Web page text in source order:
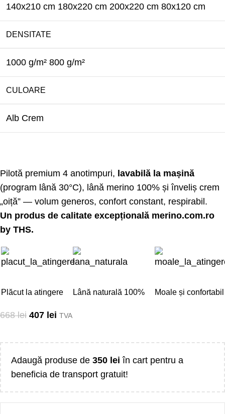
140x210 cm 180x220 cm 200x220 cm 80x120 cm
DENSITATE
1000 g/m² 800 g/m²
CULOARE
Alb Crem
Pilotă premium 4 anotimpuri, lavabilă la mașină
(program lână 30°C), lână merino 100% și înveliș crem
„oiță” — volum generos, confort constant, respirabil.
Un produs de calitate excepțională merino.com.ro
by THS.
Plăcut la atingere Lână naturală 100% Moale și confortabil
668lei 407 lei TVA
Adaugă produse de 350 lei în cart pentru a
beneficia de transport gratuit!